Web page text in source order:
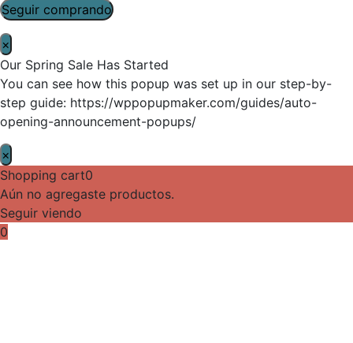
Seguir comprando
×
Our Spring Sale Has Started
You can see how this popup was set up in our step-by-
step guide: https://wppopupmaker.com/guides/auto-
opening-announcement-popups/
×
Shopping cart0
Aún no agregaste productos.
Seguir viendo
0